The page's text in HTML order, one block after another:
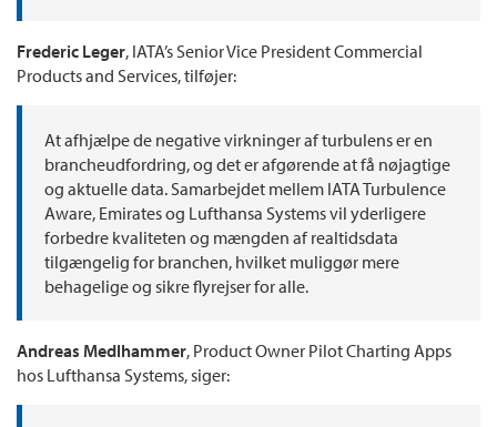
Frederic Leger, IATA’s Senior Vice President Commercial
Products and Services, tilføjer:
At afhjælpe de negative virkninger af turbulens er en
brancheudfordring, og det er afgørende at få nøjagtige
og aktuelle data. Samarbejdet mellem IATA Turbulence
Aware, Emirates og Lufthansa Systems vil yderligere
forbedre kvaliteten og mængden af realtidsdata
tilgængelig for branchen, hvilket muliggør mere
behagelige og sikre flyrejser for alle.
Andreas Medlhammer, Product Owner Pilot Charting Apps
hos Lufthansa Systems, siger: